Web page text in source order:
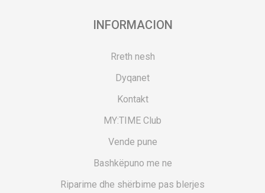
INFORMACION
Rreth nesh
Dyqanet
Kontakt
MY:TIME Club
Vende pune
Bashkëpuno me ne
Riparime dhe shërbime pas blerjes